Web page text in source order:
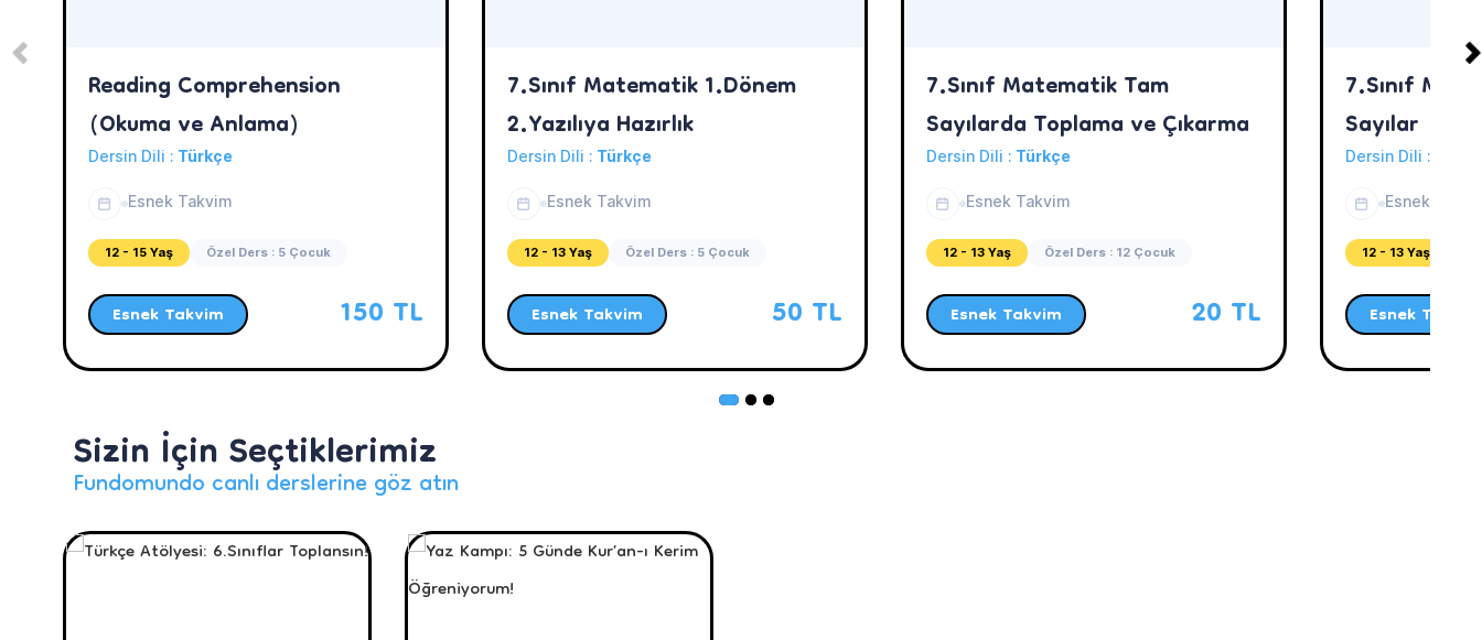
Reading Comprehension
(Okuma ve Anlama)
Dersin Dili : Türkçe
Esnek Takvim
12 - 15 Yaş Özel Ders : 5 Çocuk
Esnek Takvim 150 TL
7.Sınıf Matematik 1.Dönem
2.Yazılıya Hazırlık
Dersin Dili : Türkçe
Esnek Takvim
12 - 13 Yaş Özel Ders : 5 Çocuk
Esnek Takvim 50 TL
7.Sınıf Matematik Tam
Sayılarda Toplama ve Çıkarma
Dersin Dili : Türkçe
Esnek Takvim
12 - 13 Yaş Özel Ders : 12 Çocuk
Esnek Takvim 20 TL
7.Sınıf
Sayılar
Dersin Dili :
Esnek
12 - 13 Yaş
Esnek Takvim
Sizin İçin Seçtiklerimiz
Fundomundo canlı derslerine göz atın